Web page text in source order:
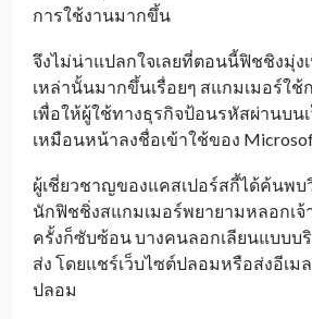
การใช้งานมากขึ้น
จึงไม่น่าแปลกใจเลยที่ตอนนี้ฟิชชิงมุ่ง
เหล่านั้นมากขึ้นเรื่อยๆ สแกมเมอร์ใช้
เพื่อให้ผู้ใช้ทางธุรกิจป้อนรหัสผ่านบน
เหมือนหน้าลงชื่อเข้าใช้ของ
ผู้เชี่ยวชาญของแคสเปอร์สกี้ได้ค้นพ
นักฟิชชิ่งสแกมเมอร์พยายามหลอกเจ้
ครั้งก็ซับซ้อน บางคนลอกเลียนแบบบ
ส่ง โดยแชร์เว็บไซต์ปลอมหรือส่งอีเ
ปลอม